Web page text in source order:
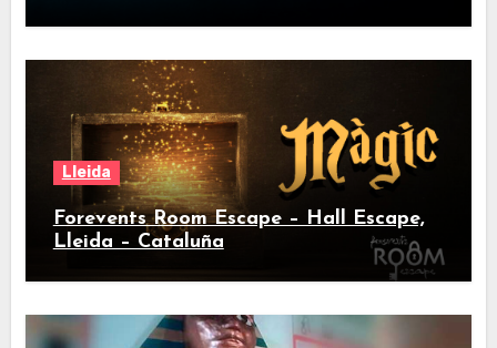
Lleida
Forevents Room Escape – Hall Escape,
Lleida – Cataluña